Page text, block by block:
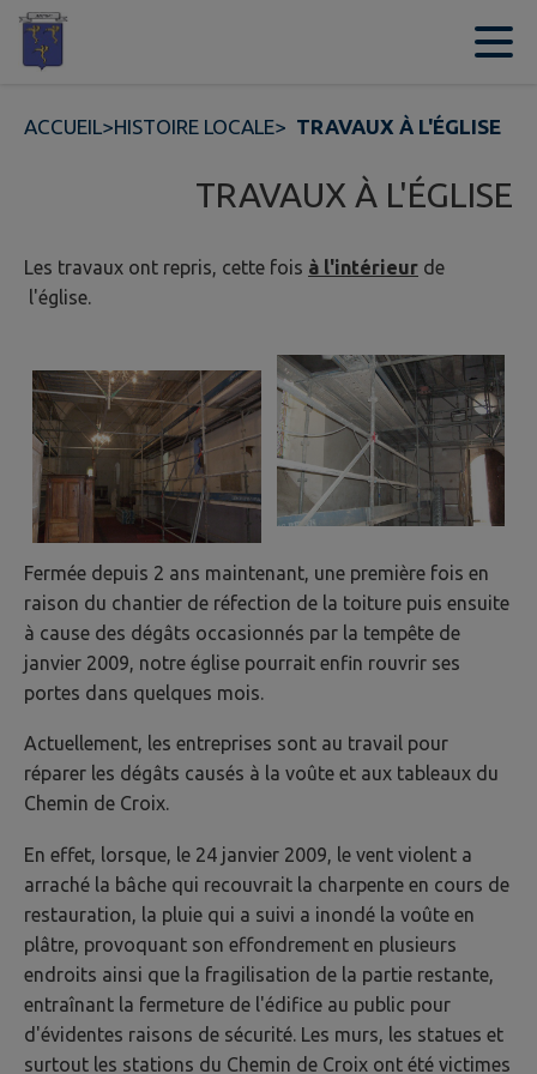
Contenu
ACCUEIL>HISTOIRE LOCALE> TRAVAUX À L'ÉGLISE
TRAVAUX À L'ÉGLISE
Les travaux ont repris, cette fois à l'intérieur de
l'église.
Fermée depuis 2 ans maintenant, une première fois en
raison du chantier de réfection de la toiture puis ensuite
à cause des dégâts occasionnés par la tempête de
janvier 2009, notre église pourrait enfin rouvrir ses
portes dans quelques mois.
Actuellement, les entreprises sont au travail pour
réparer les dégâts causés à la voûte et aux tableaux du
Chemin de Croix.
En effet, lorsque, le 24 janvier 2009, le vent violent a
arraché la bâche qui recouvrait la charpente en cours de
restauration, la pluie qui a suivi a inondé la voûte en
plâtre, provoquant son effondrement en plusieurs
endroits ainsi que la fragilisation de la partie restante,
entraînant la fermeture de l'édifice au public pour
d'évidentes raisons de sécurité. Les murs, les statues et
surtout les stations du Chemin de Croix ont été victimes